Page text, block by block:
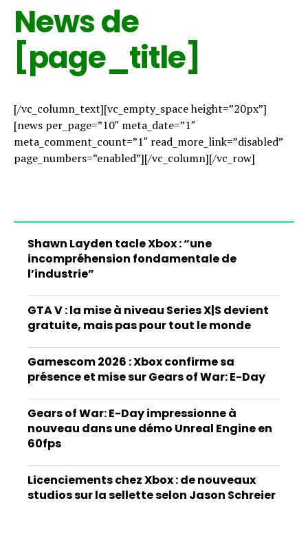
News de
[page_title]
[/vc_column_text][vc_empty_space height=”20px”]
[news per_page=”10″ meta_date=”1″
meta_comment_count=”1″ read_more_link=”disabled”
page_numbers=”enabled”][/vc_column][/vc_row]
Shawn Layden tacle Xbox : “une
incompréhension fondamentale de
l’industrie”
GTA V : la mise à niveau Series X|S devient
gratuite, mais pas pour tout le monde
Gamescom 2026 : Xbox confirme sa
présence et mise sur Gears of War: E-Day
Gears of War: E-Day impressionne à
nouveau dans une démo Unreal Engine en
60fps
Licenciements chez Xbox : de nouveaux
studios sur la sellette selon Jason Schreier